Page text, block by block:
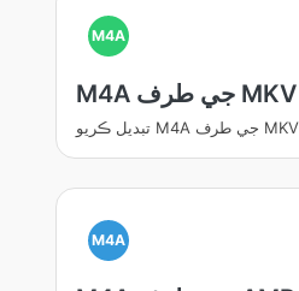
M4A
M4A جي طرف MKV
تبديل ڪريو M4A جي طرف MKV
M4A